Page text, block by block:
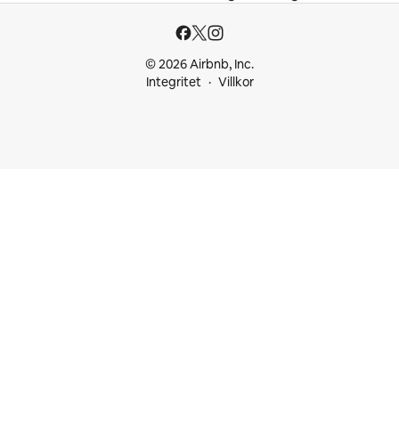
© 2026 Airbnb, Inc.
Integritet
Villkor